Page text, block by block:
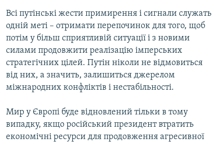
Всі путінські жести примирення і сигнали служать
одній меті – отримати перепочинок для того, щоб
потім у більш сприятливій ситуації і з новими
силами продовжити реалізацію імперських
стратегічних цілей. Путін ніколи не відмовиться
від них, а значить, залишиться джерелом
міжнародних конфліктів і нестабільності.
Мир у Європі буде відновлений тільки в тому
випадку, якщо російський президент втратить
економічні ресурси для продовження агресивної